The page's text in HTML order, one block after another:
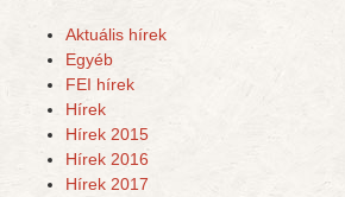
Aktuális hírek
Egyéb
FEI hírek
Hírek
Hírek 2015
Hírek 2016
Hírek 2017